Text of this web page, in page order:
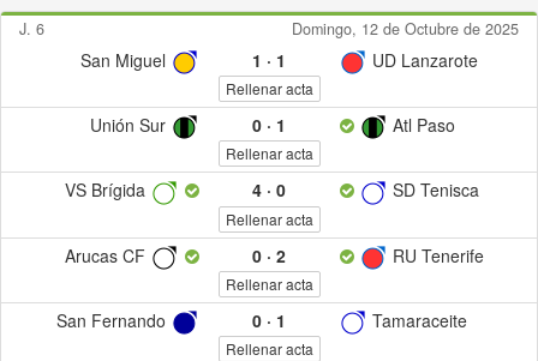
J. 6 Domingo, 12 de Octubre de 2025
San Miguel 1 · 1 UD Lanzarote
Rellenar acta
Unión Sur 0· 1 Atl Paso
Rellenar acta
VS Brígida 4· 0 SD Tenisca
Rellenar acta
Arucas CF 0· 2 RU Tenerife
Rellenar acta
San Fernando 0· 1 Tamaraceite
Rellenar acta